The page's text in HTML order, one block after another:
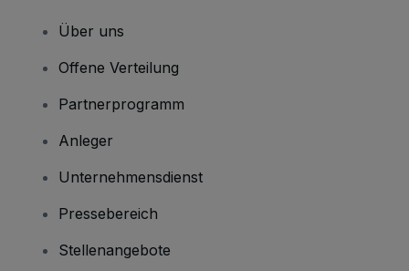
Über uns
Offene Verteilung
Partnerprogramm
Anleger
Unternehmensdienst
Pressebereich
Stellenangebote